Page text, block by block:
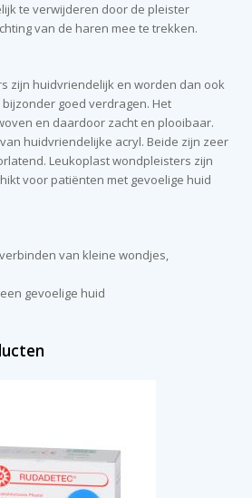
te verwijderen door de pleister
van de haren mee te trekken.
zijn huidvriendelijk en worden dan ook
goed verdragen. Het
en daardoor zacht en plooibaar.
huidvriendelijke acryl. Beide zijn zeer
Leukoplast wondpleisters zijn
voor patiënten met gevoelige huid
van kleine wondjes,
gevoelige huid